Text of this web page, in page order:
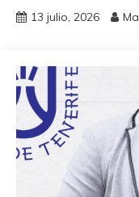
13 julio, 2026